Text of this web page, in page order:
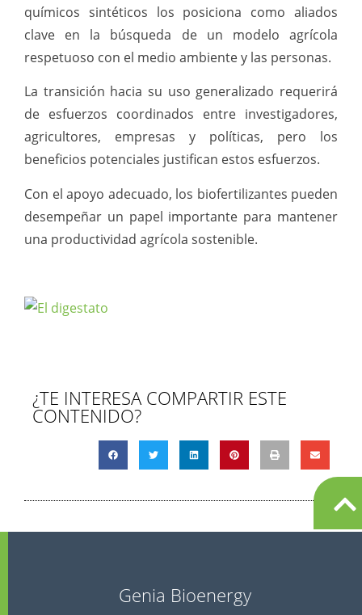
químicos sintéticos los posiciona como aliados
clave en la búsqueda de un modelo agrícola
respetuoso con el medio ambiente y las personas.
La transición hacia su uso generalizado requerirá
de esfuerzos coordinados entre investigadores,
agricultores, empresas y políticas, pero los
beneficios potenciales justifican estos esfuerzos.
Con el apoyo adecuado, los biofertilizantes pueden
desempeñar un papel importante para mantener
una productividad agrícola sostenible.
¿TE INTERESA COMPARTIR ESTE
CONTENIDO?
Genia Bioenergy